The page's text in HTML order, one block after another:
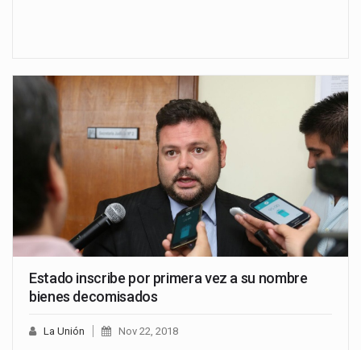
Estado inscribe por primera vez a su nombre
bienes decomisados
La Unión Nov 22, 2018